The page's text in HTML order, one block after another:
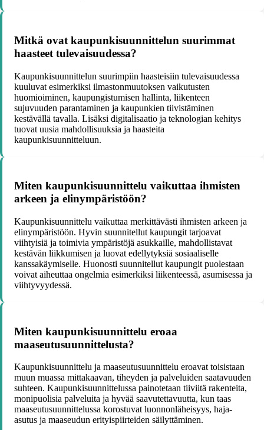
Mitkä ovat kaupunkisuunnittelun suurimmat
haasteet tulevaisuudessa?
Kaupunkisuunnittelun suurimpiin haasteisiin tulevaisuudessa
kuuluvat esimerkiksi ilmastonmuutoksen vaikutusten
huomioiminen, kaupungistumisen hallinta, liikenteen
sujuvuuden parantaminen ja kaupunkien tiivistäminen
kestävällä tavalla. Lisäksi digitalisaatio ja teknologian kehitys
tuovat uusia mahdollisuuksia ja haasteita
kaupunkisuunnitteluun.
Miten kaupunkisuunnittelu vaikuttaa ihmisten
arkeen ja elinympäristöön?
Kaupunkisuunnittelu vaikuttaa merkittävästi ihmisten arkeen ja
elinympäristöön. Hyvin suunnitellut kaupungit tarjoavat
viihtyisiä ja toimivia ympäristöjä asukkaille, mahdollistavat
kestävän liikkumisen ja luovat edellytyksiä sosiaaliselle
kanssakäymiselle. Huonosti suunnitellut kaupungit puolestaan
voivat aiheuttaa ongelmia esimerkiksi liikenteessä, asumisessa ja
viihtyvyydessä.
Miten kaupunkisuunnittelu eroaa
maaseutusuunnittelusta?
Kaupunkisuunnittelu ja maaseutusuunnittelu eroavat toisistaan
muun muassa mittakaavan, tiheyden ja palveluiden saatavuuden
suhteen. Kaupunkisuunnittelussa painotetaan tiiviitä rakenteita,
monipuolisia palveluita ja hyvää saavutettavuutta, kun taas
maaseutusuunnittelussa korostuvat luonnonläheisyys, haja-
asutus ja maaseudun erityispiirteiden säilyttäminen.